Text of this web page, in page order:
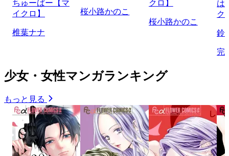
ちゅーばー【マ
イクロ】
椎葉ナナ
桜小路かのこ
クロ】
桜小路かのこ
は
ク
鈴
完
少女・女性マンガランキング
もっと見る